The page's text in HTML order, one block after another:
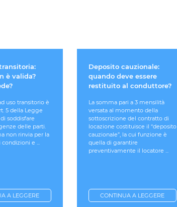
è valida?
uso transitorio è
5 della Legge
soddisfare
delle parti.
non rinvia per la
e ...
A LEGGERE
Deposito cauzionale:
quando deve essere
restituito al conduttore?
La somma pari a 3 mensilità
versata al momento della
sottoscrizione del contratto di
locazione costituisce il “deposito
cauzionale”, la cui funzione è
quella di garantire
preventivamente il locatore ...
CONTINUA A LEGGERE